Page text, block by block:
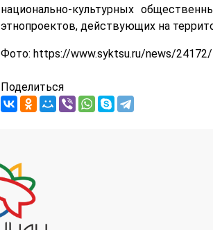
национально-культурных
этнопроектов, действующих на
Фото: https://www.syktsu.ru/news/24172/
Поделиться